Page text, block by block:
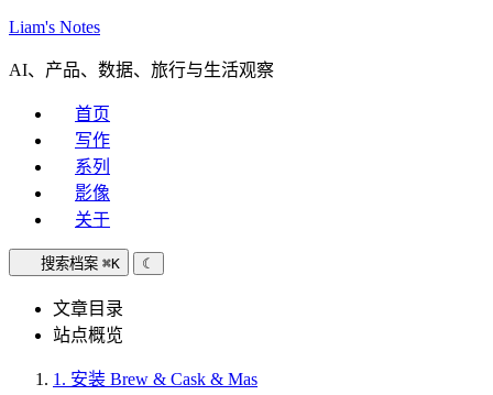
Liam's Notes
AI、产品、数据、旅行与生活观察
首页
写作
系列
影像
关于
搜索档案 ⌘K ☾
文章目录
站点概览
1. 安装 Brew & Cask & Mas